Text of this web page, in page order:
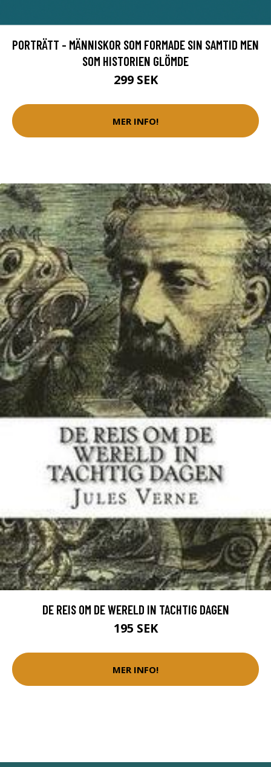
PORTRÄTT - MÄNNISKOR SOM FORMADE SIN SAMTID MEN
SOM HISTORIEN GLÖMDE
299 SEK
MER INFO!
DE REIS OM DE WERELD IN TACHTIG DAGEN
195 SEK
MER INFO!